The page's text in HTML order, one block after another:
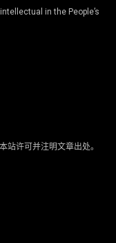
in the People’s
站许可并注明文章出处。